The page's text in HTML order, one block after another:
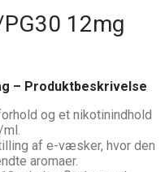
12mg
– Produktbeskrivelse
og et nikotinindhold
af e-væsker, hvor den
aromaer.